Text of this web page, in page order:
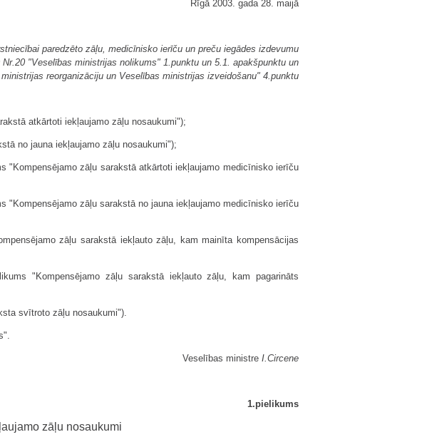
Rīgā 2003. gada 28. maijā
paredzēto zāļu, medicīnisko ierīču un preču iegādes izdevumu
"Veselības ministrijas nolikums" 1.punktu un 5.1. apakšpunktu un
reorganizāciju un Veselības ministrijas izveidošanu" 4.punktu
atkārtoti iekļaujamo zāļu nosaukumi");
no jauna iekļaujamo zāļu nosaukumi");
"Kompensējamo zāļu sarakstā atkārtoti iekļaujamo medicīnisko ierīču
"Kompensējamo zāļu sarakstā no jauna iekļaujamo medicīnisko ierīču
zāļu sarakstā iekļauto zāļu, kam mainīta kompensācijas
"Kompensējamo zāļu sarakstā iekļauto zāļu, kam pagarināts
svītroto zāļu nosaukumi").
Veselības ministre I.Circene
1.pielikums
zāļu nosaukumi